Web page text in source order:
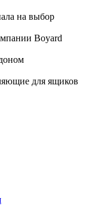
на выбор
Boyard
для ящиков